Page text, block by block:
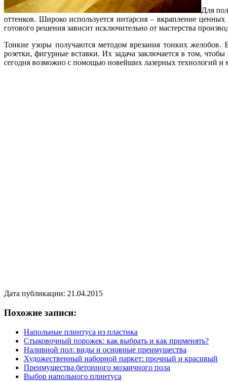
Для
оттенков. Широко используется интарсия – вкрапление
готового решения зависит исключительно от мастерства
Тонкие узоры получаются методом врезания тонких
розетки, фигурные вставки. Их задача заключается в том,
сегодня возможно с помощью новейших лазерных технологий и
Дата публикации: 21.04.2015
Похожие записи:
Напольные плинтуса из пластика
Стыковочный порожек: как выбрать и как применять?
Наливной пол: виды и основные преимущества
Художественный наборной паркет: прочный и красивый
Преимущества бетонного мозаичного пола
Выбор напольного плинтуса